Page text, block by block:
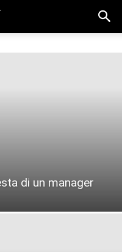
di un manager